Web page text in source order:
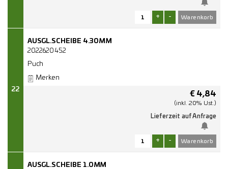
+ -
22
AUSGL.SCHEIBE 4.30MM
2022620452
Puch
Merken
€ 4,84
(inkl. 20% Ust.)
Lieferzeit auf Anfrage
+ -
AUSGL.SCHEIBE 1.0MM